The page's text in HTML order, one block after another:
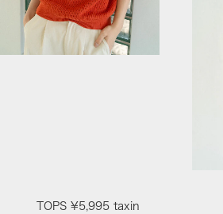
TOPS ¥5,995 taxin